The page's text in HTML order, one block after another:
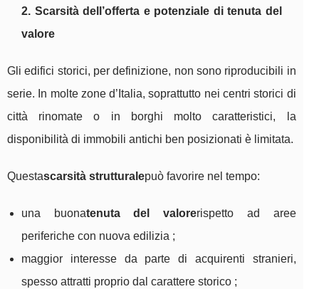
2. Scarsità dell’offerta e potenziale di tenuta del
valore
Gli edifici storici, per definizione, non sono riproducibili in
serie. In molte zone d’Italia, soprattutto nei centri storici di
città rinomate o in borghi molto caratteristici, la
disponibilità di immobili antichi ben posizionati è limitata.
Questascarsità strutturalepuò favorire nel tempo:
una buonatenuta del valorerispetto ad aree
periferiche con nuova edilizia ;
maggior interesse da parte di acquirenti stranieri,
spesso attratti proprio dal carattere storico ;